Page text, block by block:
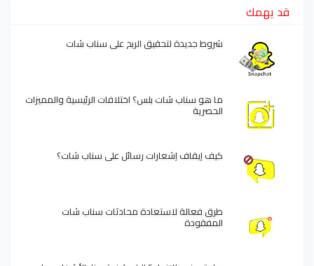
قد يهمك
شروط جديدة لتحقيق الربح على سناب شات
ما هو سناب شات بلس؟ اختلافات الرئيسية والمميزات
الحصرية
كيف إيقاف إشعارات رسائل على سناب شات؟
طرق فعالة لاستعادة محادثات سناب شات
المفقودة